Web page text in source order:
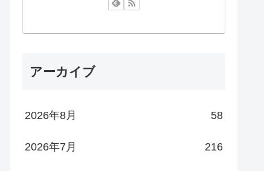
アーカイブ
2026年8月 58
2026年7月 216